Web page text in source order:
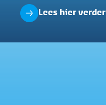
Lees hier verder